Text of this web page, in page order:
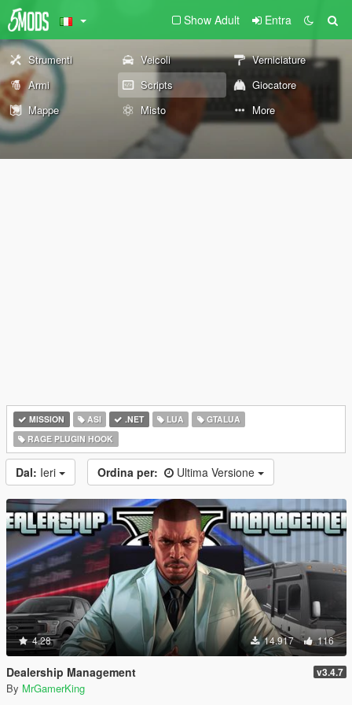
Show Adult Entra
Strumenti Veicoli
Verniciature
Armi
Scripts
Giocatore
Mappe
Misto More
MISSION ASI .NET LUA
GTALUA
RAGE PLUGIN HOOK
Dal: Ieri Ordina per: Ultima Versione
4.28 14.917 116
Dealership Management v3.4.7
By MrGamerKing